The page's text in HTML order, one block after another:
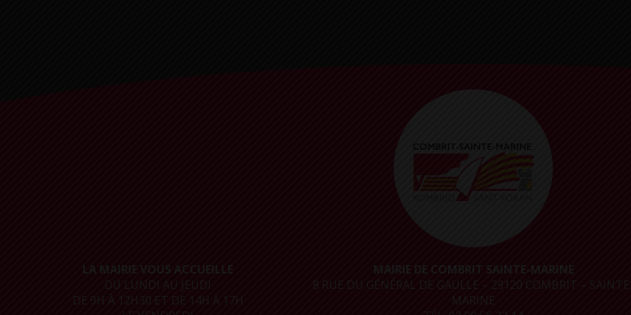
LA MAIRIE VOUS ACCUEILLE
DU LUNDI AU JEUDI
DE 9H À 12H30 ET DE 14H À 17H
MAIRIE DE COMBRIT SAINTE-MARINE
8 RUE DU GÉNÉRAL DE GAULLE – 29120 COMBRIT –
MARINE